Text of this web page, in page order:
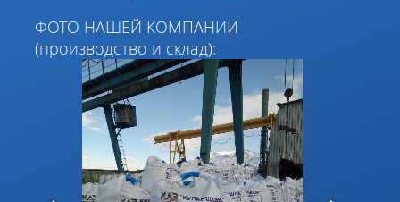
ФОТО НАШЕЙ КОМПАНИИ
(производство и склад):